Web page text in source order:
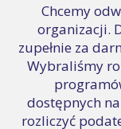
Chcemy
organizacji.
zupełnie za
Wybraliśmy
dostępnych
rozliczyć